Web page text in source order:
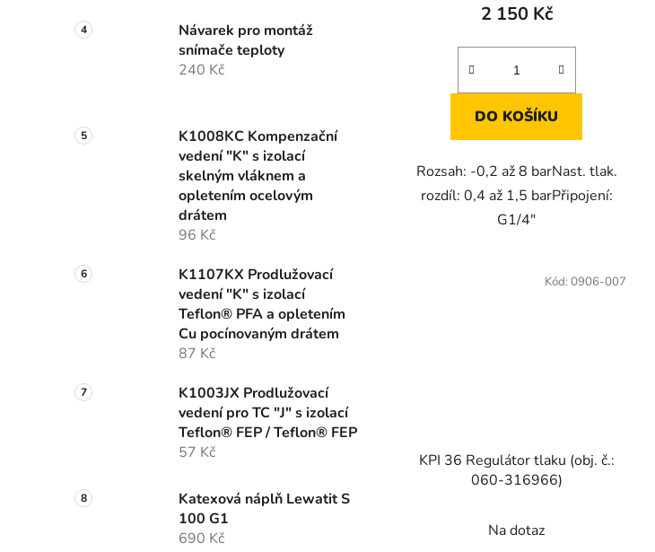
Návarek pro montáž
snímače teploty
240 Kč
K1008KC Kompenzační
vedení "K" s izolací
skelným vláknem a
opletením ocelovým
drátem
96 Kč
K1107KX Prodlužovací
vedení "K" s izolací
Teflon® PFA a opletením
Cu pocínovaným drátem
87 Kč
K1003JX Prodlužovací
vedení pro TC "J" s izolací
Teflon® FEP / Teflon® FEP
57 Kč
Katexová náplň Lewatit S
100 G1
690 Kč
2 150 Kč
DO KOŠÍKU
Rozsah: -0,2 až 8 barNast. tlak.
rozdíl: 0,4 až 1,5 barPřipojení:
G1/4"
KPI 36 Regulátor tlaku (obj. č.:
060-316966)
Na dotaz
Kód: 0906-007